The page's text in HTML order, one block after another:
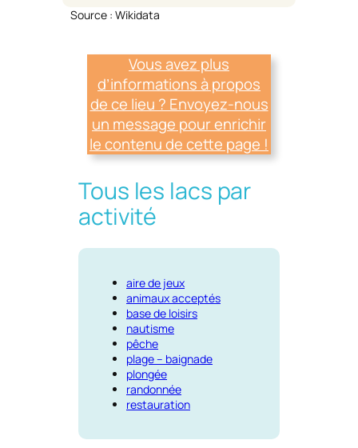
Source : Wikidata
Vous avez plus
d’informations à propos
de ce lieu ? Envoyez-nous
un message pour enrichir
le contenu de cette page !
Tous les lacs par
activité
aire de jeux
animaux acceptés
base de loisirs
nautisme
pêche
plage – baignade
plongée
randonnée
restauration